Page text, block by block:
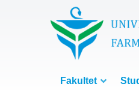
Fakultet